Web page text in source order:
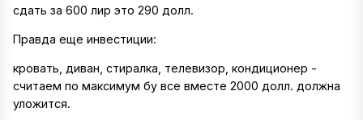
сдать за 600 лир это 290 долл.
Правда еще инвестиции:
кровать, диван, стиралка, телевизор, кондиционер -
считаем по максимум бу все вместе 2000 долл. должна
уложится.